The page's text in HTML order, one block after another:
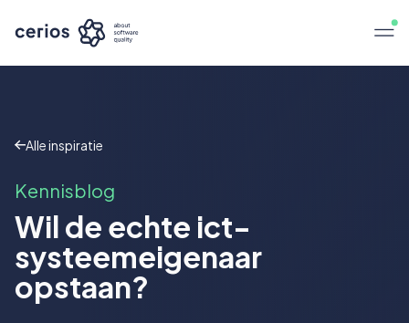
Alle inspiratie
Kennisblog
Wil de echte ict-
systeemeigenaar
opstaan?